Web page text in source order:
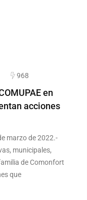
968
en
acciones
marzo de 2022.-
municipales,
de Comonfort
que